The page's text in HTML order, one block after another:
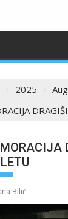
2025
Bilić